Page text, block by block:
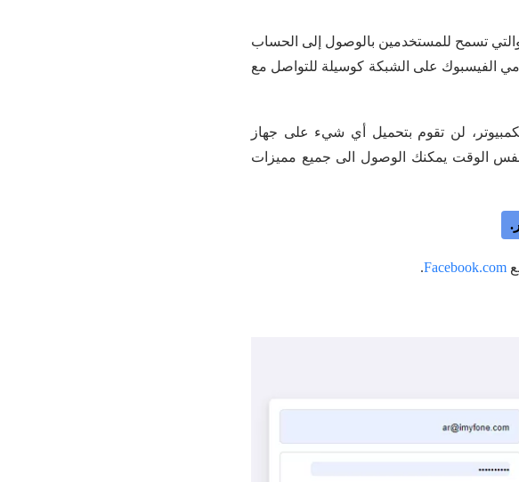
تسمح للمستخدمين بالوصول إلى الحساب
الفيسبوك على الشبكة كوسيلة للتواصل مع
لن تقوم بتحميل أي شيء على جهاز
نفس الوقت يمكنك الوصول الى جميع مميزات
Facebook.com
.